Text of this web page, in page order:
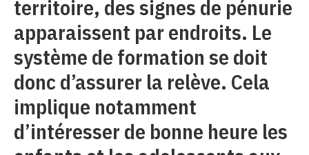
territoire, des signes de pénurie
apparaissent par endroits. Le
système de formation se doit
donc d’assurer la relève. Cela
implique notamment
d’intéresser de bonne heure les